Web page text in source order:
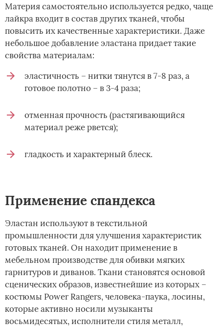
Материя самостоятельно используется редко, чаще
лайкра входит в состав других тканей, чтобы
повысить их качественные характеристики. Даже
небольшое добавление эластана придает такие
свойства материалам:
эластичность – нитки тянутся в 7-8 раз, а
готовое полотно – в 3-4 раза;
отменная прочность (растягивающийся
материал реже рвется);
гладкость и характерный блеск.
Применение спандекса
Эластан используют в текстильной
промышленности для улучшения характеристик
готовых тканей. Он находит применение в
мебельном производстве для обивки мягких
гарнитуров и диванов. Ткани становятся основой
сценических образов, известнейшие из которых –
костюмы Power Rangers, человека-паука, лосины,
которые активно носили музыканты
восьмидесятых, исполнители стиля металл,